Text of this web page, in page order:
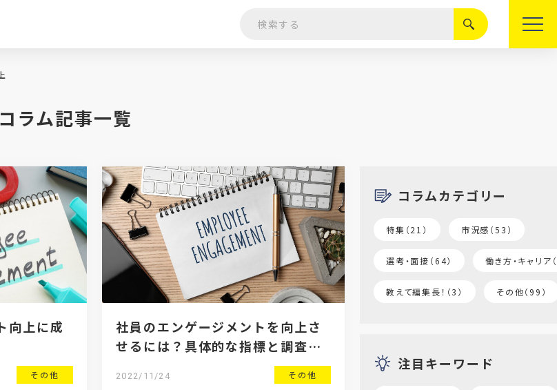
絞り込む
ラム記事一覧
向上に成
その他
社員のエンゲージメントを向上さ
せるには？具体的な指標と調査方
2022/11/24 その他
コラムカテゴリー
特集（21） 市況感（53）
選考・面接（64） 働き方・キャリア
教えて編集長！（3） その他（99）
注目キーワード